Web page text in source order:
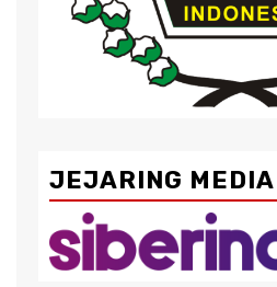
JEJARING MEDIA